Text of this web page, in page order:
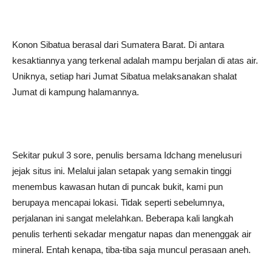
Konon Sibatua berasal dari Sumatera Barat. Di antara
kesaktiannya yang terkenal adalah mampu berjalan di atas air.
Uniknya, setiap hari Jumat Sibatua melaksanakan shalat
Jumat di kampung halamannya.
Sekitar pukul 3 sore, penulis bersama Idchang menelusuri
jejak situs ini. Melalui jalan setapak yang semakin tinggi
menembus kawasan hutan di puncak bukit, kami pun
berupaya mencapai lokasi. Tidak seperti sebelumnya,
perjalanan ini sangat melelahkan. Beberapa kali langkah
penulis terhenti sekadar mengatur napas dan menenggak air
mineral. Entah kenapa, tiba-tiba saja muncul perasaan aneh.